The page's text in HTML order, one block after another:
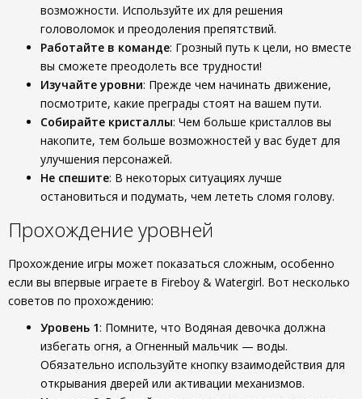
возможности. Используйте их для решения
головоломок и преодоления препятствий.
Работайте в команде: Грозный путь к цели, но вместе
вы сможете преодолеть все трудности!
Изучайте уровни: Прежде чем начинать движение,
посмотрите, какие преграды стоят на вашем пути.
Собирайте кристаллы: Чем больше кристаллов вы
накопите, тем больше возможностей у вас будет для
улучшения персонажей.
Не спешите: В некоторых ситуациях лучше
остановиться и подумать, чем лететь сломя голову.
Прохождение уровней
Прохождение игры может показаться сложным, особенно
если вы впервые играете в Fireboy & Watergirl. Вот несколько
советов по прохождению:
Уровень 1: Помните, что Водяная девочка должна
избегать огня, а Огненный мальчик — воды.
Обязательно используйте кнопку взаимодействия для
открывания дверей или активации механизмов.